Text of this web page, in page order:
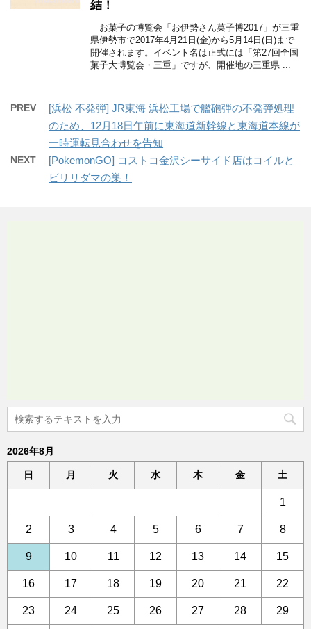
結！
お菓子の博覧会「お伊勢さん菓子博2017」が三重
県伊勢市で2017年4月21日(金)から5月14日(日)まで
開催されます。イベント名は正式には「第27回全国
菓子大博覧会・三重」ですが、開催地の三重県 ...
PREV
[浜松 不発弾] JR東海 浜松工場で艦砲弾の不発弾処理
のため、12月18日午前に東海道新幹線と東海道本線が
一時運転見合わせを告知
NEXT
[PokemonGO] コストコ金沢シーサイド店はコイルと
ビリリダマの巣！
2026年8月
日 月 火 水 木 金 土
1
2 3 4 5 6 7 8
9 10 11 12 13 14 15
16 17 18 19 20 21 22
23 24 25 26 27 28 29